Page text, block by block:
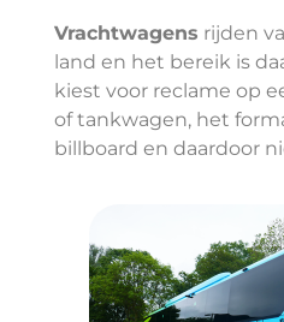
Vrachtwagens rijden
land en het bereik is
kiest voor reclame op
of tankwagen, het
billboard en daardoor